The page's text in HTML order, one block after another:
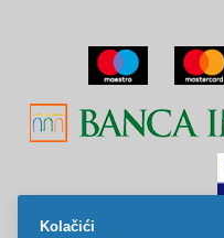
Kolačići